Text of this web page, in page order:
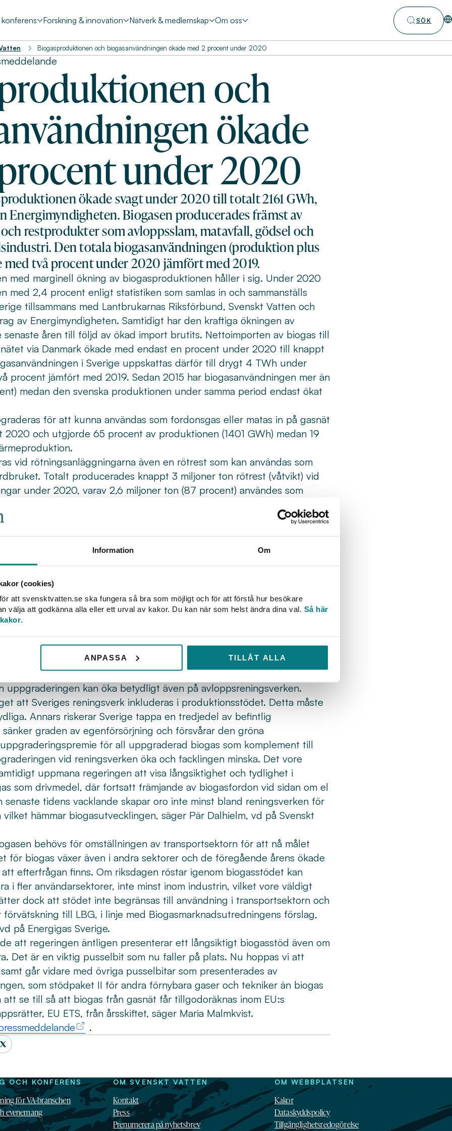
Information Om
(cookies)
att svensktvatten.se ska fungera så bra som möjligt och för att förstå hur besökare
välja att godkänna alla eller ett urval av kakor. Du kan när som helst ändra dina val. Så här
.
ANPASSA TILLÅT ALLA
konferens Forskning & innovation Nätverk & medlemskap Om oss SÖK
Biogasproduktionen och biogasanvändningen ökade med 2 procent under 2020
och
ökade
under 2020
ökade svagt under 2020 till totalt 2161 GWh,
Energimyndigheten. Biogasen producerades främst av
restprodukter som avloppsslam, matavfall, gödsel och
Den totala biogasanvändningen (produktion plus
två procent under 2020 jämfört med 2019.
med marginell ökning av biogasproduktionen håller i sig. Under 2020
med 2,4 procent enligt statistiken som samlas in och sammanställs
tillsammans med Lantbrukarnas Riksförbund, Svenskt Vatten och
av Energimyndigheten. Samtidigt har den kraftiga ökningen av
senaste åren till följd av ökad import brutits. Nettoimporten av biogas till
via Danmark ökade med endast en procent under 2020 till knappt
i Sverige uppskattas därför till drygt 4 TWh under
procent jämfört med 2019. Sedan 2015 har biogasanvändningen mer än
medan den svenska produktionen under samma period endast ökat
för att kunna användas som fordonsgas eller matas in på gasnät
2020 och utgjorde 65 procent av produktionen (1401 GWh) medan 19
vid rötningsanläggningarna även en rötrest som kan användas som
Totalt producerades knappt 3 miljoner ton rötrest (våtvikt) vid
under 2020, varav 2,6 miljoner ton (87 procent) användes som
biogasproduktionen har stått och stampat eftersom vi väntat på
produktionsstöd som regeringen presenterade i samband med
efterlängtat och behövs verkligen för att anläggningarna ska våga satsa
i Lantbrukarnas Riksförbund, hoppas också att regeringens
kan antas av riksdagen så att mer biogas kan produceras från gödsel.
en dubbel klimatnytta genom att utsläppen från gödselhanteringen
Biogasmarknadsutredningens förslag, med en särskild premie för biogas
gårdsanläggningar och samrötningsanläggningar som rötar gödsel kan
stora utsläppsminskningar, säger Palle Borgström.
uppgraderingen kan öka betydligt även på avloppsreningsverken.
att Sveriges reningsverk inkluderas i produktionsstödet. Detta måste
Annars riskerar Sverige tappa en tredjedel av befintlig
graden av egenförsörjning och försvårar den gröna
för all uppgraderad biogas som komplement till
vid reningsverken öka och facklingen minska. Det vore
uppmana regeringen att visa långsiktighet och tydlighet i
som drivmedel, där fortsatt främjande av biogasfordon vid sidan om el
senaste tidens vacklande skapar oro inte minst bland reningsverken för
hämmar biogasutvecklingen, säger Pär Dalhielm, vd på Svenskt
behövs för omställningen av transportsektorn för att nå målet
för biogas växer även i andra sektorer och de föregående årens ökade
efterfrågan finns. Om riksdagen röstar igenom biogasstödet kan
i fler användarsektorer, inte minst inom industrin, vilket vore väldigt
dock att stödet inte begränsas till användning i transportsektorn och
till LBG, i linje med Biogasmarknadsutredningens förslag,
på Energigas Sverige.
att regeringen äntligen presenterar ett långsiktigt biogasstöd även om
Det är en viktig pusselbit som nu faller på plats. Nu hoppas vi att
går vidare med övriga pusselbitar som presenterades av
som stödpaket II för andra förnybara gaser och tekniker än biogas
se till så att biogas från gasnät får tillgodoräknas inom EU:s
EU ETS, från årsskiftet, säger Maria Malmkvist.
.
OCH KONFERENS
för VA-branschen
evenemang
OM SVENSKT VATTEN
Kontakt
Press
Prenumerera på nyhetsbrev
OM WEBBPLATSEN
Kakor
Dataskyddspolicy
Tillgänglighetsredogörelse